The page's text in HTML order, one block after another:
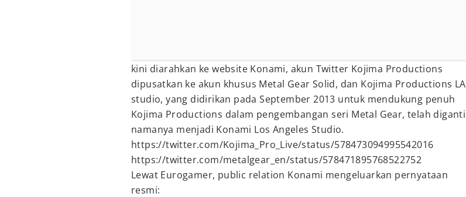
kini diarahkan ke website Konami, akun Twitter Kojima Productions
dipusatkan ke akun khusus Metal Gear Solid, dan Kojima Productions LA
studio, yang didirikan pada September 2013 untuk mendukung penuh
Kojima Productions dalam pengembangan seri Metal Gear, telah diganti
namanya menjadi Konami Los Angeles Studio.
https://twitter.com/Kojima_Pro_Live/status/578473094995542016
https://twitter.com/metalgear_en/status/578471895768522752
Lewat Eurogamer, public relation Konami mengeluarkan pernyataan
resmi: